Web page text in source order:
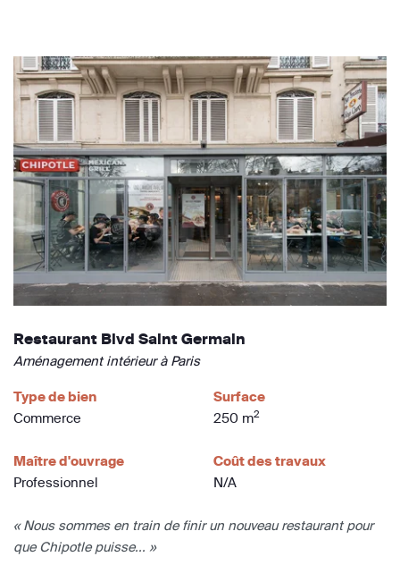
Restaurant Blvd Saint Germain
Aménagement intérieur à Paris
Type de bien
Commerce
Surface
250 m2
Maître d'ouvrage
Professionnel
Coût des travaux
N/A
« Nous sommes en train de finir un nouveau restaurant pour
que Chipotle puisse... »